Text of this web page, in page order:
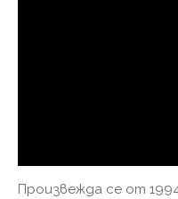
Произвежда се от